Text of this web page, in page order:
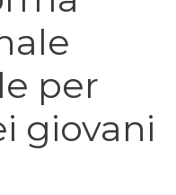
per
giovani